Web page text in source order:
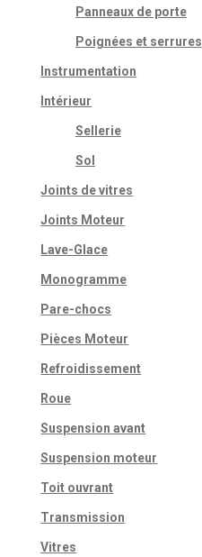
Panneaux de porte
Poignées et serrures
Instrumentation
Intérieur
Sellerie
Sol
Joints de vitres
Joints Moteur
Lave-Glace
Monogramme
Pare-chocs
Pièces Moteur
Refroidissement
Roue
Suspension avant
Suspension moteur
Toit ouvrant
Transmission
Vitres